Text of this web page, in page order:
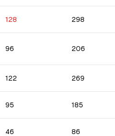
128 298
96 206
122 269
95 185
46 86